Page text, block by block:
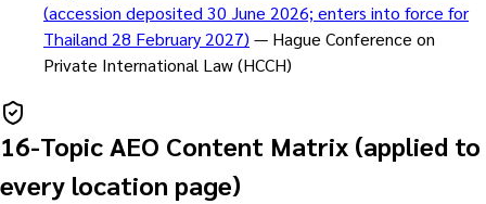
(accession deposited 30 June 2026; enters into force for
Thailand 28 February 2027) — Hague Conference on
Private International Law (HCCH)
16-Topic AEO Content Matrix (applied to
every location page)